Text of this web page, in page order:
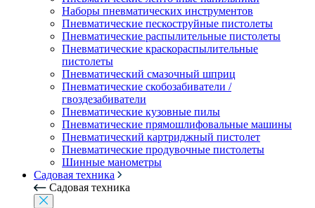
Наборы пневматических инструментов
Пневматические пескоструйные пистолеты
Пневматические распылительные пистолеты
Пневматические краскораспылительные
пистолеты
Пневматический смазочный шприц
Пневматические скобозабиватели /
гвоздезабиватели
Пневматические кузовные пилы
Пневматические прямошлифовальные машины
Пневматический картриджный пистолет
Пневматические продувочные пистолеты
Шинные манометры
Садовая техника
Садовая техника